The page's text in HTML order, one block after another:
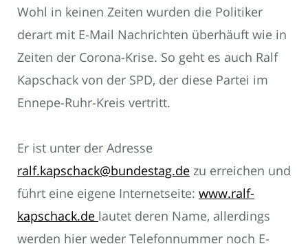
Wohl in keinen Zeiten wurden die Politiker
derart mit E-Mail Nachrichten überhäuft wie in
Zeiten der Corona-Krise. So geht es auch Ralf
Kapschack von der SPD, der diese Partei im
Ennepe-Ruhr-Kreis vertritt.
Er ist unter der Adresse
ralf.kapschack@bundestag.de zu erreichen und
führt eine eigene Internetseite: www.ralf-
kapschack.de lautet deren Name, allerdings
werden hier weder Telefonnummer noch E-